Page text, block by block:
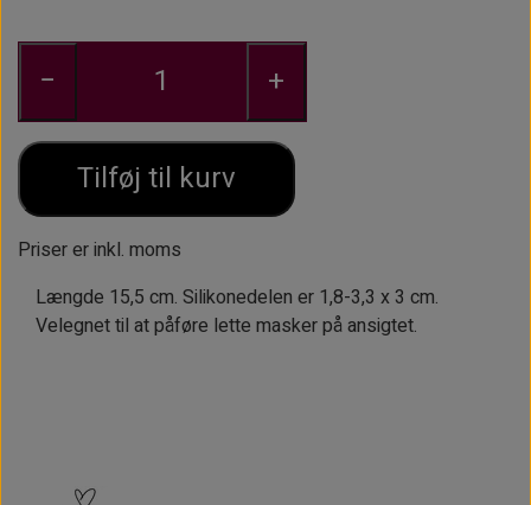
PINCETTER OG EPILATORER.
− +
Tilføj til kurv
Priser er inkl. moms
Længde 15,5 cm. Silikonedelen er 1,8-3,3 x 3 cm.
Velegnet til at påføre lette masker på ansigtet.